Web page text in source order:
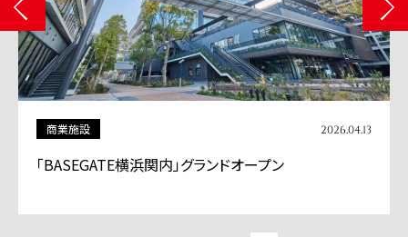
商業施設 2026.04.13
「BASEGATE横浜関内」グランドオープン